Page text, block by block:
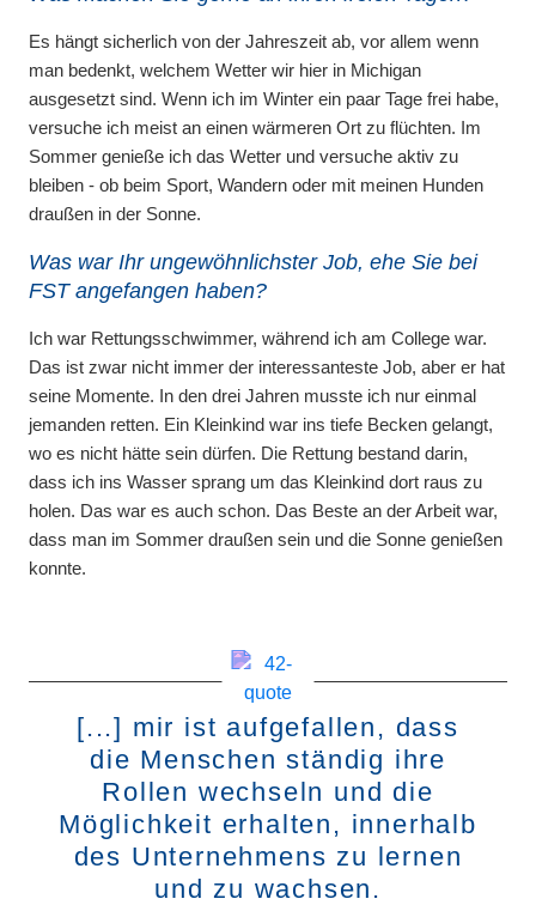
Es hängt sicherlich von der Jahreszeit ab, vor allem wenn
man bedenkt, welchem Wetter wir hier in Michigan
ausgesetzt sind. Wenn ich im Winter ein paar Tage frei habe,
versuche ich meist an einen wärmeren Ort zu flüchten. Im
Sommer genieße ich das Wetter und versuche aktiv zu
bleiben - ob beim Sport, Wandern oder mit meinen Hunden
draußen in der Sonne.
Was war Ihr ungewöhnlichster Job, ehe Sie bei
FST angefangen haben?
Ich war Rettungsschwimmer, während ich am College war.
Das ist zwar nicht immer der interessanteste Job, aber er hat
seine Momente. In den drei Jahren musste ich nur einmal
jemanden retten. Ein Kleinkind war ins tiefe Becken gelangt,
wo es nicht hätte sein dürfen. Die Rettung bestand darin,
dass ich ins Wasser sprang um das Kleinkind dort raus zu
holen. Das war es auch schon. Das Beste an der Arbeit war,
dass man im Sommer draußen sein und die Sonne genießen
konnte.
[...] mir ist aufgefallen, dass
die Menschen ständig ihre
Rollen wechseln und die
Möglichkeit erhalten, innerhalb
des Unternehmens zu lernen
und zu wachsen.